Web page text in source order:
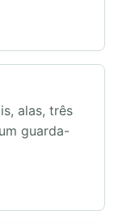
alas, três
guarda-